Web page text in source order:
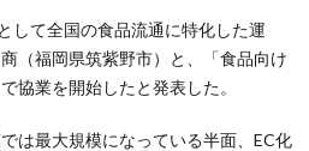
して全国の食品流通に特化した運
（福岡県筑紫野市）と、「食品向け
協業を開始したと発表した。
は最大規模になっている半面、EC化